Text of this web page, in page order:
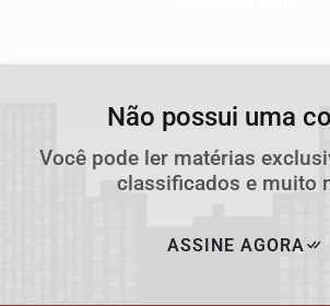
Não possui uma
Você pode ler matérias
classificados e muito
ASSINE AGORA